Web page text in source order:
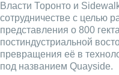
Власти Торонто и
сотрудничестве с целью
представления о 800
постиндустриальной
превращения её в
под названием Quayside.